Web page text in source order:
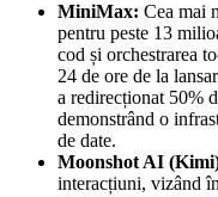
MiniMax: Cea mai
pentru peste 13
cod și orchestrarea
24 de ore de la
a redirecționat 50%
demonstrând o
de date.
Moonshot AI
interacțiuni, vizând